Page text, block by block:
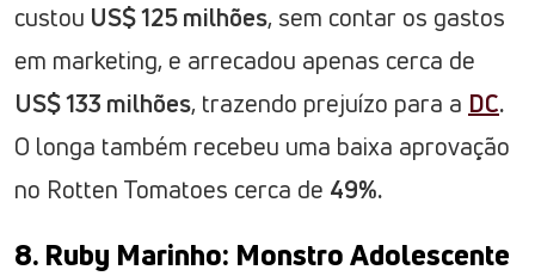
custou US$ 125 milhões, sem contar os gastos
em marketing, e arrecadou apenas cerca de
US$ 133 milhões, trazendo prejuízo para a DC.
O longa também recebeu uma baixa aprovação
no Rotten Tomatoes cerca de 49%.
8. Ruby Marinho: Monstro Adolescente